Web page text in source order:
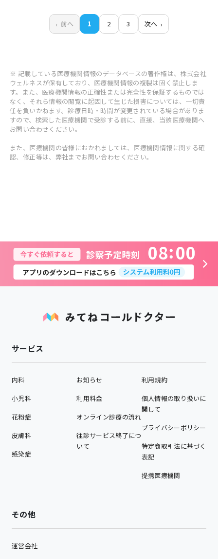
前へ 1 2 3 次へ
※ 記載している医療機関情報のデータベースの著作権は、株式会社
ウェルネスが保有しており、医療機関情報の複製は固く禁止しま
す。また、医療機関情報の正確性または完全性を保証するものでは
なく、それら情報の閲覧に起因して生じた損害については、一切責
任を負いかねます。診療日時・時間が変更されている場合がありま
すので、検索した医療機関で受診する前に、直接、当該医療機関へ
お問い合わせください。
また、医療機関の皆様におかれましては、医療機関情報に関する確
認、修正等は、弊社までお問い合わせください。
08 00
サービス
内科
小児科
花粉症
皮膚科
感染症
お知らせ
利用料金
オンライン診療の流れ
往診サービス終了につ
いて
利用規約
個人情報の取り扱いに
関して
プライバシーポリシー
特定商取引法に基づく
表記
提携医療機関
その他
運営会社